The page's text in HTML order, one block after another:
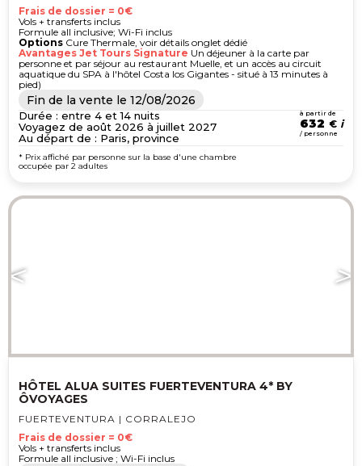
Frais de dossier = 0€
Vols + transferts inclus
Formule all inclusive; Wi-Fi inclus
Options Cure Thermale, voir détails onglet dédié
Avantages Jet Tours Signature Un déjeuner à la carte par
personne et par séjour au restaurant Muelle, et un accès au circuit
aquatique du SPA à l'hôtel Costa los Gigantes - situé à 13 minutes à
pied)
Fin de la vente le 12/08/2026
Durée : entre 4 et 14 nuits
Voyagez de août 2026 à juillet 2027
Au départ de : Paris, province
à partir de
632 €
/ personne
* Prix affiché par personne sur la base d'une chambre
occupée par 2 adultes
HÔTEL ALUA SUITES FUERTEVENTURA 4* BY
ÔVOYAGES
FUERTEVENTURA | CORRALEJO
Frais de dossier = 0€
Vols + transferts inclus
Formule all inclusive ; Wi-Fi inclus